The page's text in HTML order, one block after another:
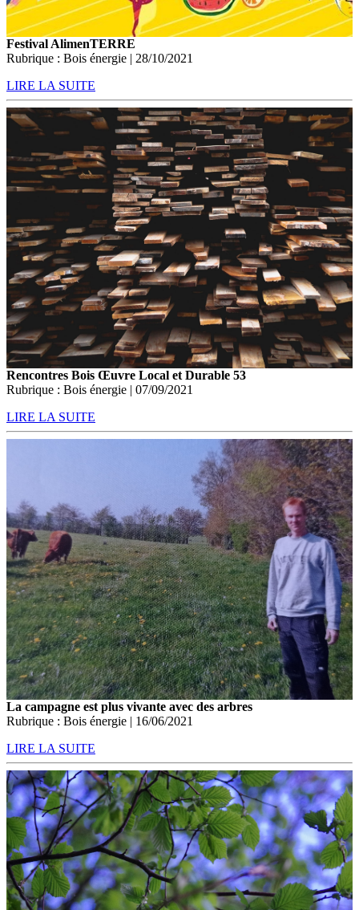
Festival AlimenTERRE
Rubrique : Bois énergie | 28/10/2021
LIRE LA SUITE
Rencontres Bois Œuvre Local et Durable 53
Rubrique : Bois énergie | 07/09/2021
LIRE LA SUITE
La campagne est plus vivante avec des arbres
Rubrique : Bois énergie | 16/06/2021
LIRE LA SUITE